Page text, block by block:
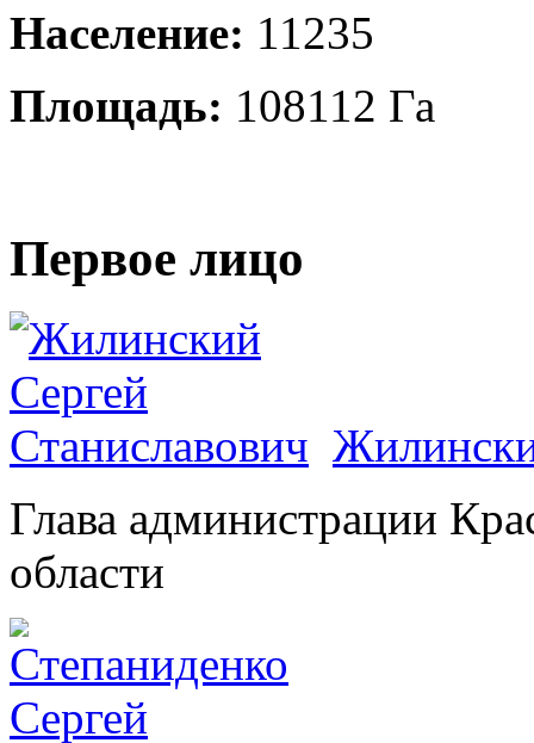
Население: 11235
Площадь: 108112 Га
Первое лицо
Глава администрации
области